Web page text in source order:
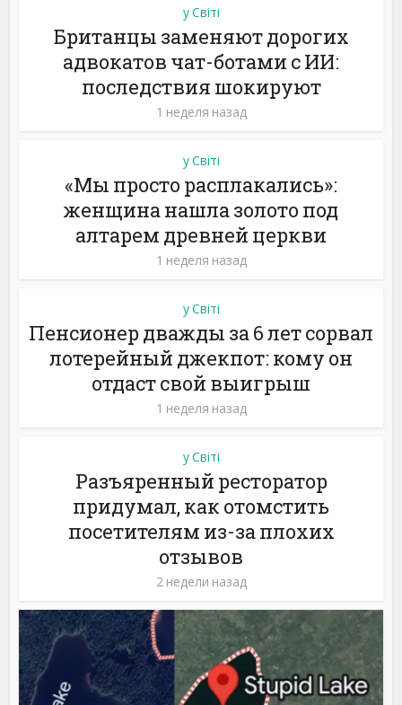
у Світі
Британцы заменяют дорогих
адвокатов чат-ботами с ИИ:
последствия шокируют
1 неделя назад
у Світі
«Мы просто расплакались»:
женщина нашла золото под
алтарем древней церкви
1 неделя назад
у Світі
Пенсионер дважды за 6 лет сорвал
лотерейный джекпот: кому он
отдаст свой выигрыш
1 неделя назад
у Світі
Разъяренный ресторатор
придумал, как отомстить
посетителям из-за плохих
отзывов
2 недели назад